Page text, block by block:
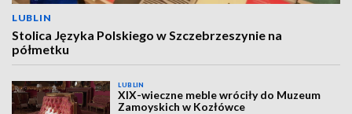
LUBLIN
Stolica Języka Polskiego w Szczebrzeszynie na
półmetku
LUBLIN
XIX-wieczne meble wróciły do Muzeum
Zamoyskich w Kozłówce